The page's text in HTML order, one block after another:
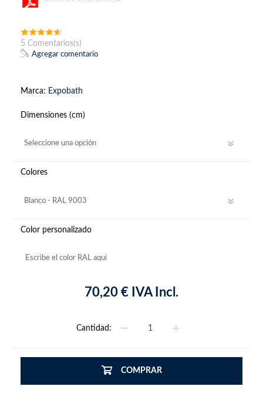
5 Comentarios(s)
Agregar comentario
Marca: Expobath
Dimensiones (cm)
Colores
Color personalizado
70,20 € IVA Incl.
Cantidad:
COMPRAR